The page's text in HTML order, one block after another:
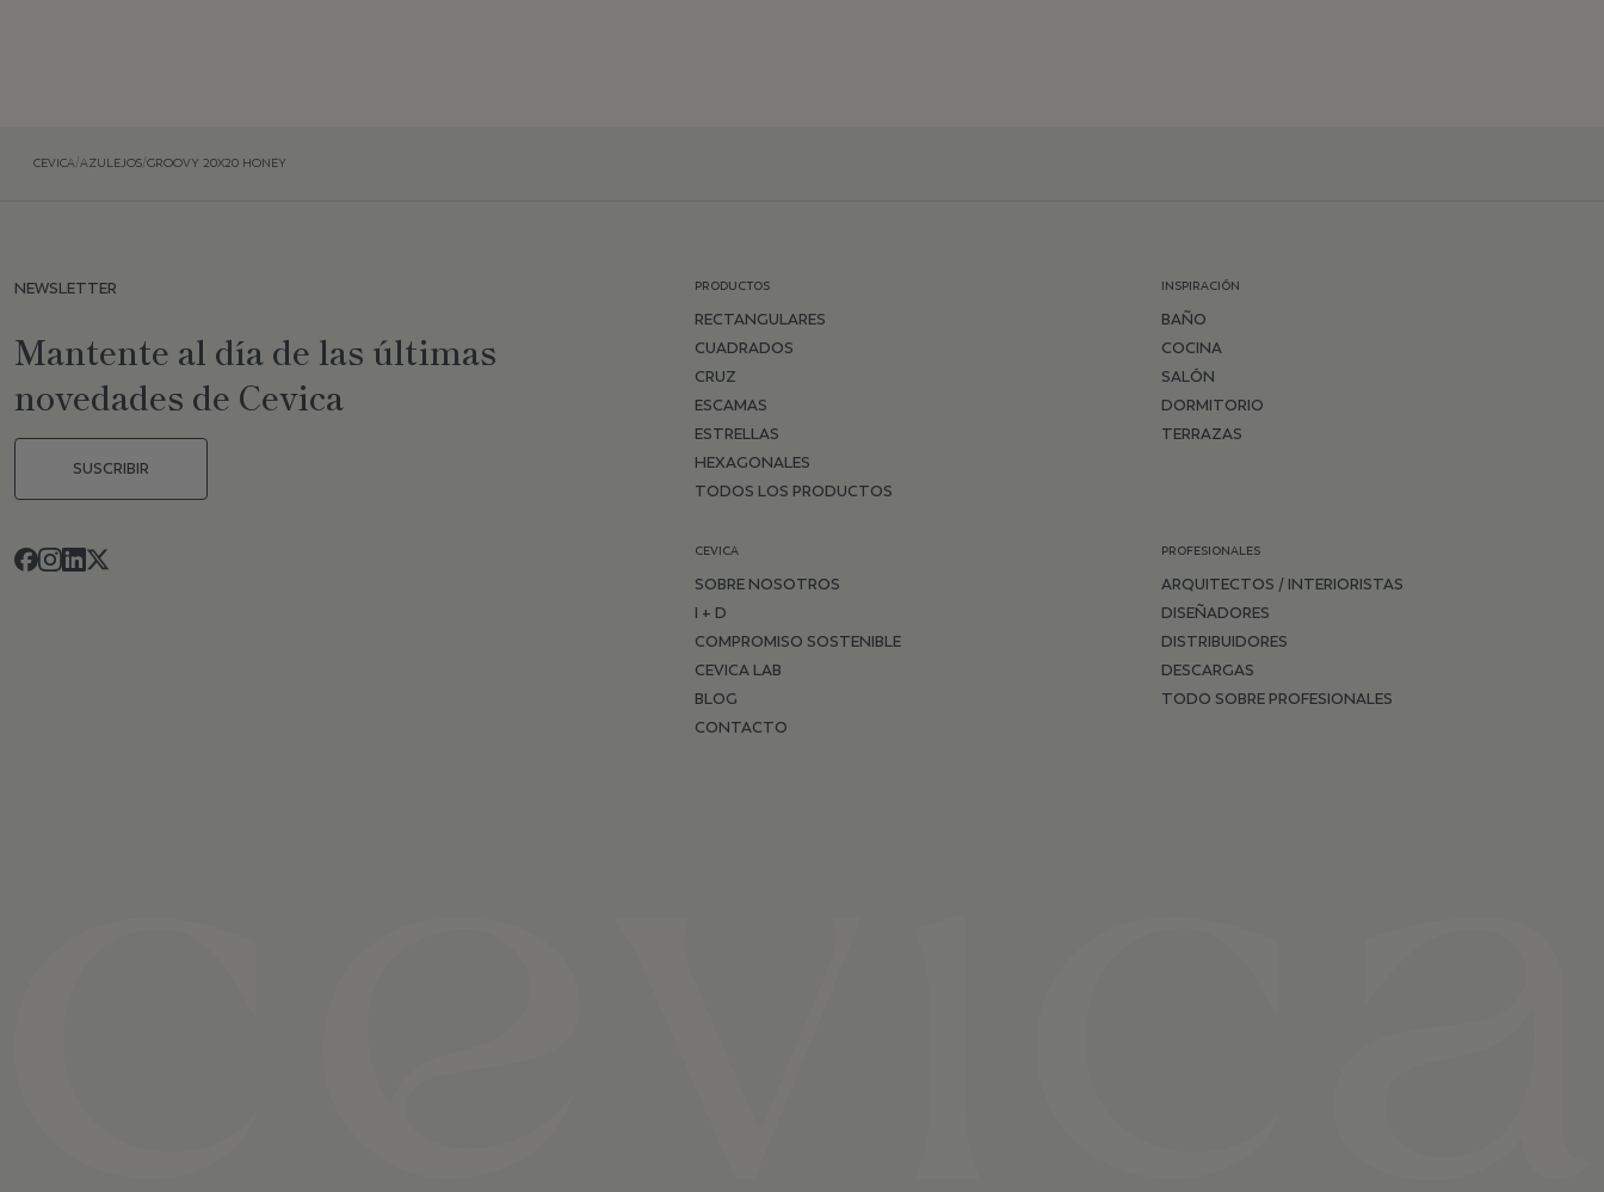
CEVICA/AZULEJOS/GROOVY 20X20 HONEY
NEWSLETTER
Mantente al día de las últimas
novedades de Cevica
SUSCRIBIR
PRODUCTOS
RECTANGULARES
CUADRADOS
CRUZ
ESCAMAS
ESTRELLAS
HEXAGONALES
TODOS LOS PRODUCTOS
INSPIRACIÓN
BAÑO
COCINA
SALÓN
DORMITORIO
TERRAZAS
CEVICA
SOBRE NOSOTROS
I + D
COMPROMISO SOSTENIBLE
CEVICA LAB
BLOG
CONTACTO
PROFESIONALES
ARQUITECTOS / INTERIORISTAS
DISEÑADORES
DISTRIBUIDORES
DESCARGAS
TODO SOBRE PROFESIONALES